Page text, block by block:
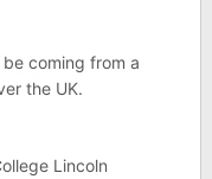
coming from a
the UK.
Lincoln